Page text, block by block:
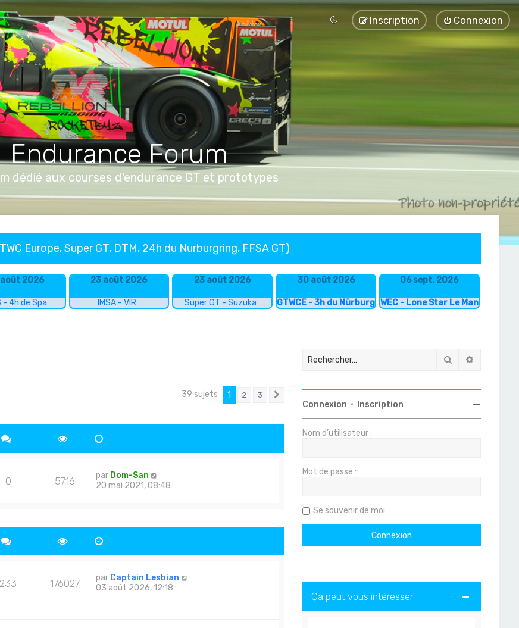
Connexion
Inscription
Endurance Forum
dédié aux courses d'endurance GT et prototypes
Europe, Super GT, DTM, 24h du Nurburgring, FFSA GT)
2026
- 4h de Spa
23 août 2026
IMSA - VIR
23 août 2026
Super GT - Suzuka
30 août 2026
GTWCE - 3h du Nürburgring
06 sept. 2026
WEC - Lone Star Le Mans
39 sujets 1 2 3
0 5716 par Dom-San
20 mai 2021, 08:48
233 176027 par Captain Lesbian
03 août 2026, 12:18
Rechercher
Connexion • Inscription
Nom d’utilisateur :
Mot de passe :
Se souvenir de moi
Ça peut vous intéresser